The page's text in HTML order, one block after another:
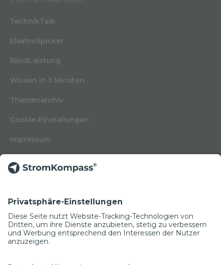
TechnikTalk
ElektroSpicker
BlindLeistung
Wissen in 3 Minuten
Themenarchiv
Cookie-Einstellungen
Impressum
Kontakt
Glossar